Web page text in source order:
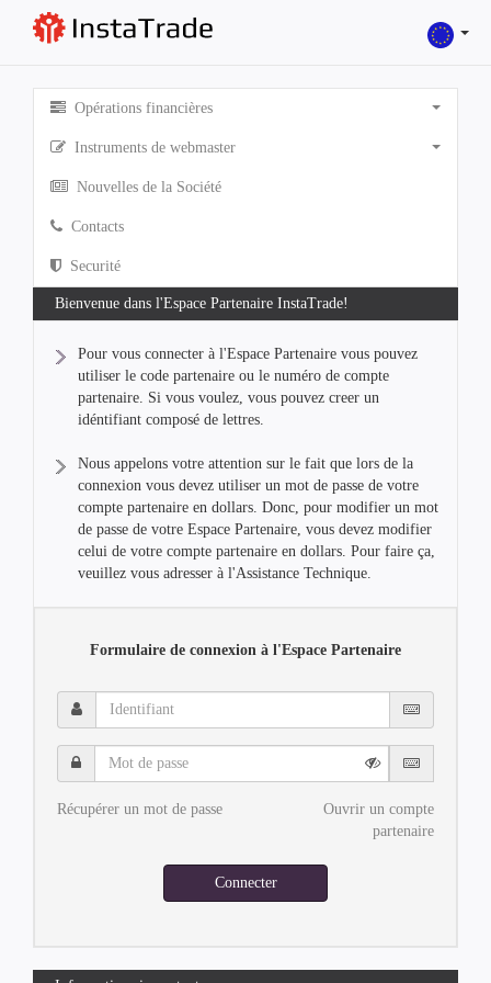
Opérations financières
Instruments de webmaster
Nouvelles de la Société
Contacts
Securité
Bienvenue dans l'Espace Partenaire InstaTrade!
Pour vous connecter à l'Espace Partenaire vous pouvez
utiliser le code partenaire ou le numéro de compte
partenaire. Si vous voulez, vous pouvez creer un
idéntifiant composé de lettres.
Nous appelons votre attention sur le fait que lors de la
connexion vous devez utiliser un mot de passe de votre
compte partenaire en dollars. Donc, pour modifier un mot
de passe de votre Espace Partenaire, vous devez modifier
celui de votre compte partenaire en dollars. Pour faire ça,
veuillez vous adresser à l'Assistance Technique.
Formulaire de connexion à l'Espace Partenaire
Identifiant
Mot
de
Récupérer un mot de passe
Ouvrir un compte
partenaire
Connecter